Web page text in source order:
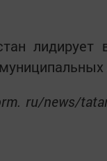
ru/news/